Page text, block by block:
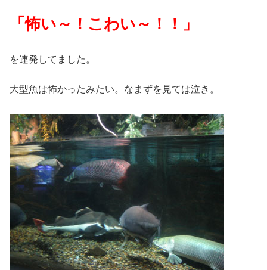
「怖い～！こわい～！！」
を連発してました。
大型魚は怖かったみたい。なまずを見ては泣き。